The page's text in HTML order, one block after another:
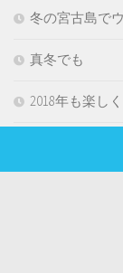
冬の宮古島で
真冬でも
2018年も楽し
年末年始の御